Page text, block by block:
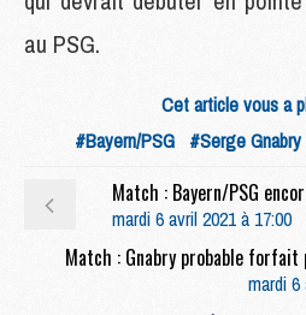
au PSG.
Cet article vous a
#Bayern/PSG #Serge Gnabry
mardi 6 avril 2021 à 17:00
Match : Gnabry probable forfait
mardi 6